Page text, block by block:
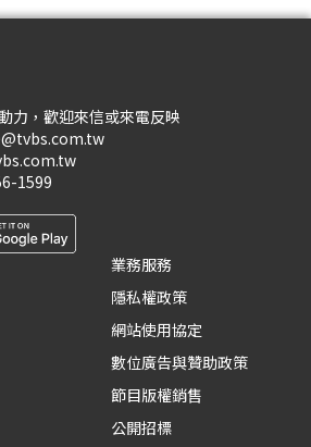
力，歡迎來信或來電反映
1599
業務服務
隱私權政策
網站使用協定
數位廣告與贊助政策
節目版權銷售
公開招標